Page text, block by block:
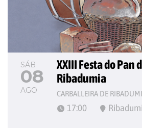
SÁB
08
AGO
XXIII Festa do Pan
Ribadumia
CARBALLEIRA DE
17:00